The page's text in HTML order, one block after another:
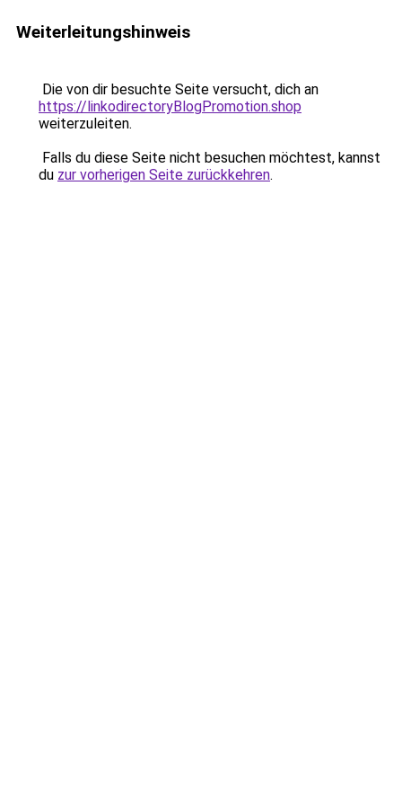
Weiterleitungshinweis
Die von dir besuchte Seite versucht, dich an
https://linkodirectoryBlogPromotion.shop
weiterzuleiten.
Falls du diese Seite nicht besuchen möchtest, kannst
du zur vorherigen Seite zurückkehren.